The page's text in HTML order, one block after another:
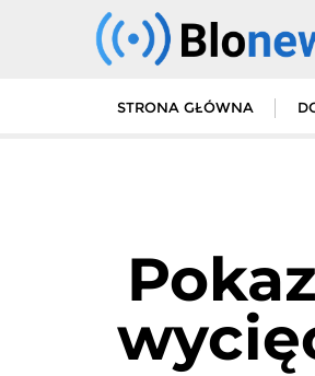
STRONA GŁÓWNA